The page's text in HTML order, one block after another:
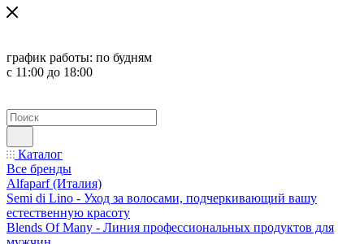
график работы: по будням
с 11:00 до 18:00
Каталог
Все бренды
Alfaparf (Италия)
Semi di Lino - Уход за волосами, подчеркивающий вашу
естественную красоту
Blends Of Many - Линия профессиональных продуктов для